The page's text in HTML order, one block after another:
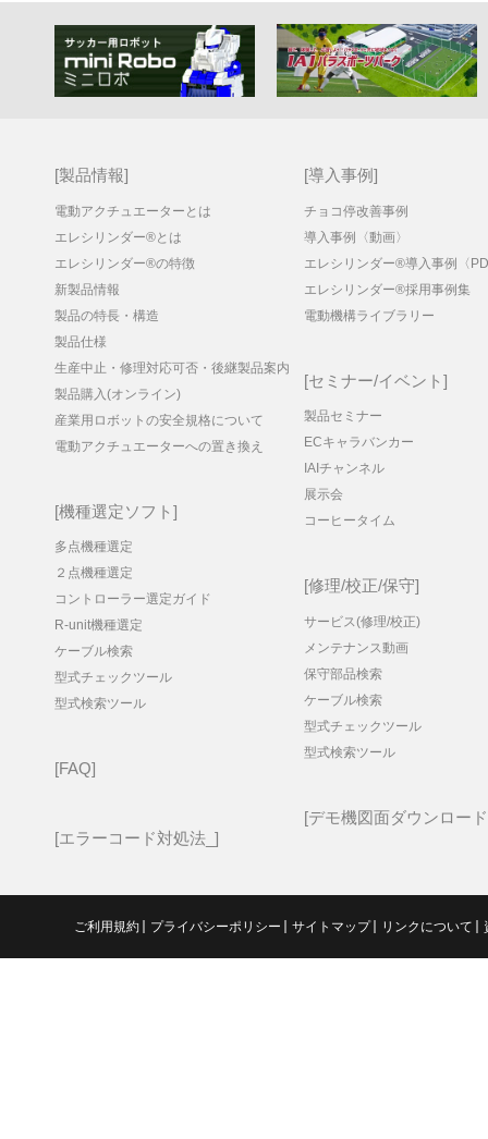
製品情報
電動アクチュエーターとは
エレシリンダー®とは
エレシリンダー®の特徴
新製品情報
製品の特長・構造
製品仕様
生産中止・修理対応可否・後継製品案内
製品購入(オンライン)
産業用ロボットの安全規格について
電動アクチュエーターへの置き換え
機種選定ソフト
多点機種選定
２点機種選定
コントローラー選定ガイド
R-unit機種選定
ケーブル検索
型式チェックツール
型式検索ツール
FAQ
エラーコード対処法_
導入事例
チョコ停改善事例
導入事例〈動画〉
エレシリンダー®導入事例〈
エレシリンダー®採用事例集
電動機構ライブラリー
セミナー/イベント
製品セミナー
ECキャラバンカー
IAIチャンネル
展示会
コーヒータイム
修理/校正/保守
サービス(修理/校正)
メンテナンス動画
保守部品検索
ケーブル検索
型式チェックツール
型式検索ツール
デモ機図面ダウンロード
ご利用規約 プライバシーポリシー サイトマップ リンクについて